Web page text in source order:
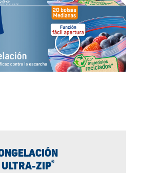
ZIP®